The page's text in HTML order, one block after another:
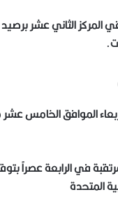
الموافق الخامس
في الرابعة عصراً
المتحدة